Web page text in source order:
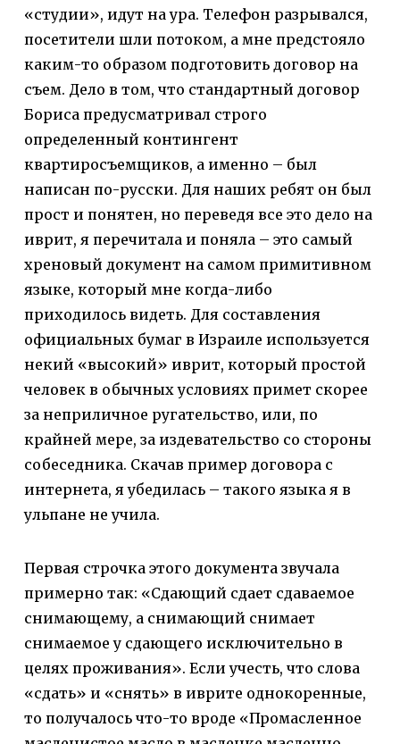
«студии», идут на ура. Телефон разрывался,
посетители шли потоком, а мне предстояло
каким-то образом подготовить договор на
съем. Дело в том, что стандартный договор
Бориса предусматривал строго
определенный контингент
квартиросъемщиков, а именно – был
написан по-русски. Для наших ребят он был
прост и понятен, но переведя все это дело на
иврит, я перечитала и поняла – это самый
хреновый документ на самом примитивном
языке, который мне когда-либо
приходилось видеть. Для составления
официальных бумаг в Израиле используется
некий «высокий» иврит, который простой
человек в обычных условиях примет скорее
за неприличное ругательство, или, по
крайней мере, за издевательство со стороны
собеседника. Скачав пример договора с
интернета, я убедилась – такого языка я в
ульпане не учила.
Первая строчка этого документа звучала
примерно так: «Сдающий сдает сдаваемое
снимающему, а снимающий снимает
снимаемое у сдающего исключительно в
целях проживания». Если учесть, что слова
«сдать» и «снять» в иврите однокоренные,
то получалось что-то вроде «Промасленное